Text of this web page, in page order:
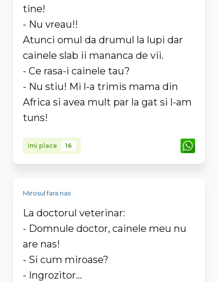
tine!
- Nu vreau!!
Atunci omul da drumul la lupi dar
cainele slab ii mananca de vii.
- Ce rasa-i cainele tau?
- Nu stiu! Mi l-a trimis mama din
Africa si avea mult par la gat si l-am
tuns!
Imi place 16
Mirosul fara nas
La doctorul veterinar:
- Domnule doctor, cainele meu nu
are nas!
- Si cum miroase?
- Ingrozitor...